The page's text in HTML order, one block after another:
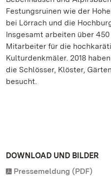
Festungsruinen wie der
bei Lörrach und die
Insgesamt arbeiten über
Mitarbeiter für die
Kulturdenkmäler. 2018
die Schlösser, Klöster,
besucht.
DOWNLOAD UND BILDER
Pressemeldung (PDF)